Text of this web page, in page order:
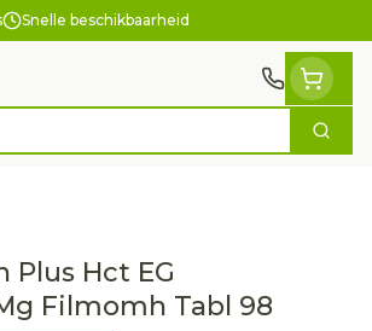
Snelle beschikbaarheid
Zoek
Plus Hct EG
Filmomh Tabl 98